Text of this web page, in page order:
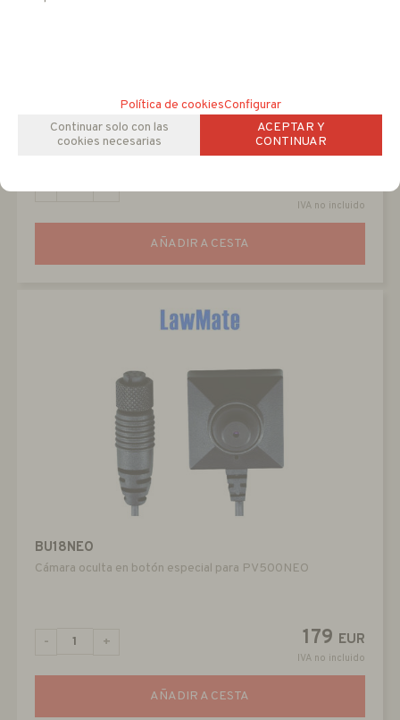
Cámara oculta en estación meteorológica 1080P 4 mm
ranura para SD
324
IVA no incluido
- +
AÑADIR A CESTA
BU18NEO
Cámara oculta en botón especial para PV500NEO
179 EUR
IVA no incluido
- +
AÑADIR A CESTA
Política de cookiesConfigurar
Continuar solo con las
cookies necesarias
ACEPTAR Y
CONTINUAR